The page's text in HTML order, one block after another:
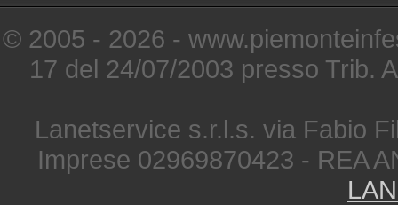
© 2005 - 2026 -
17 del 24/07/2003 presso Trib.
Lanetservice s.r.l.s. via Fabio
Imprese 02969870423 - REA